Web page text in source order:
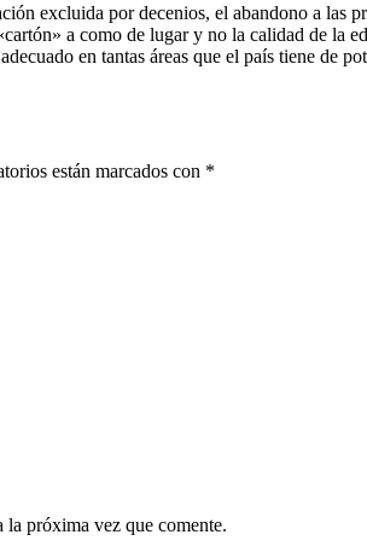
excluida por decenios, el abandono a
a como de lugar y no la calidad de la
en tantas áreas que el país tiene de
están marcados con *
próxima vez que comente.